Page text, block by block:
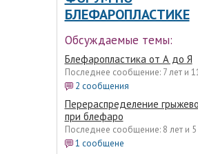
БЛЕФАРОПЛАСТИКЕ
Обсуждаемые темы:
Блефаропластика от А до Я
Последнее сообщение: 7 лет и
2 сообщения
Перераспределение
при блефаро
Последнее сообщение: 8 лет и
1 сообщене